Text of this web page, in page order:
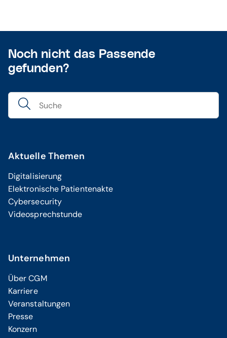
Noch nicht das Passende
gefunden?
Aktuelle Themen
Digitalisierung
Elektronische Patientenakte
Cybersecurity
Videosprechstunde
Unternehmen
Über CGM
Karriere
Veranstaltungen
Presse
Konzern